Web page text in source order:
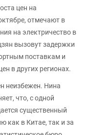
цен на
отмечают в
на электричество в
вызовут задержки
поставкам и
в других регионах.
неизбежен. Нина
что, с одной
существенный
как в Китае, так и за